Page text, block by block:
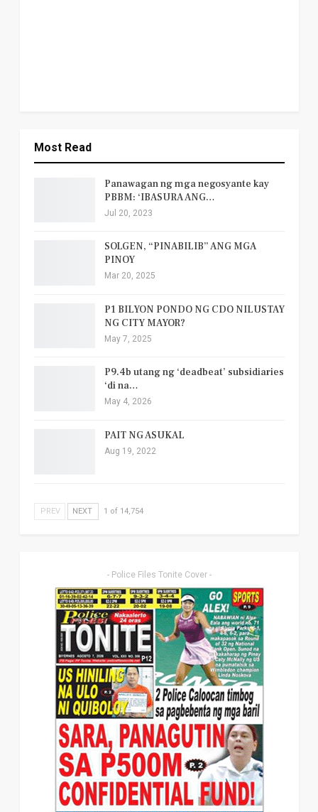
Most Read
Panawagan ng mga negosyante kay
PBBM: ‘IBASURA ANG…
Jul 20, 2023
SOLGEN, “PINABILIB” ANG MGA
PINOY
Mar 20, 2025
P1 BILYON PONDO NG CDO NILUSTAY
NG CITY MAYOR?
May 7, 2025
P9.4b utang ng ‘deadbeat’ subsidiaries
‘di na…
May 4, 2026
PAIT NG ASUKAL
Aug 19, 2022
PREV NEXT 1 of 14,754
- Police Files Tonite Cover -